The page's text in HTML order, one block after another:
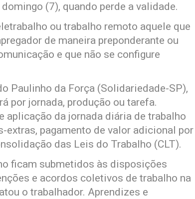
(7), quando perde a validade.
ou trabalho remoto aquele que
de maneira preponderante ou
e que não se configure
Paulinho da Força (Solidariedade-SP),
por jornada, produção ou tarefa.
aplicação da jornada diária de trabalho
extras, pagamento de valor adicional por
das Leis do Trabalho (CLT).
ficam submetidos às disposições
e acordos coletivos de trabalho na
o trabalhador. Aprendizes e